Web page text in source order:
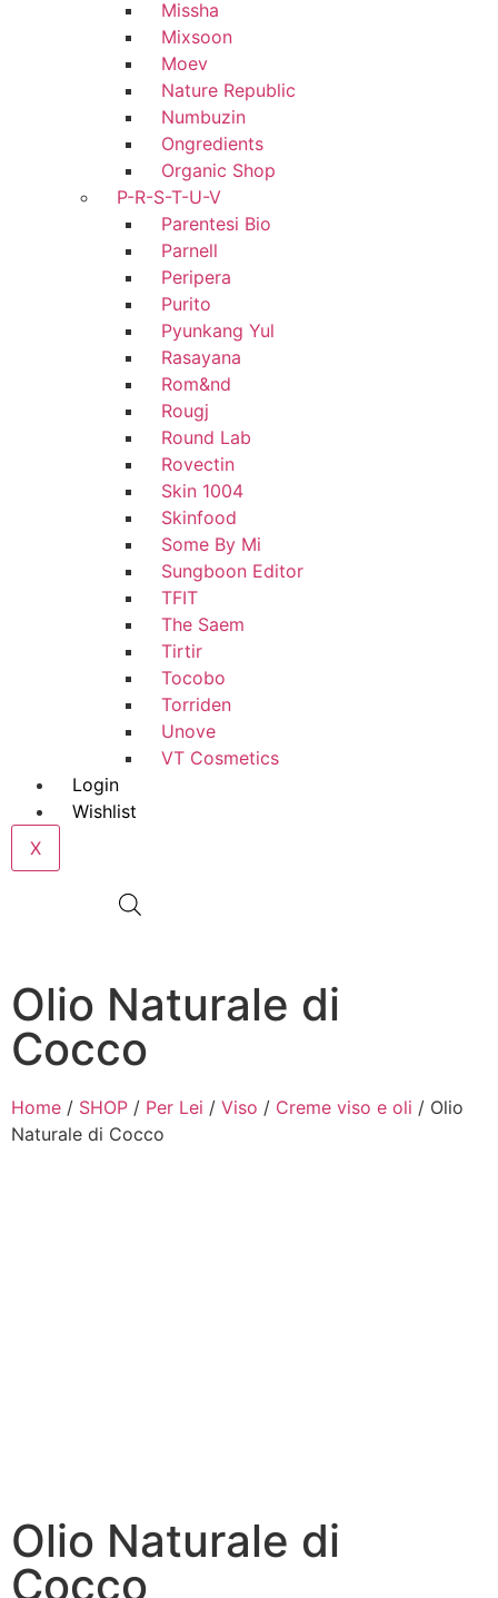
Missha
Mixsoon
Moev
Nature Republic
Numbuzin
Ongredients
Organic Shop
P-R-S-T-U-V
Parentesi Bio
Parnell
Peripera
Purito
Pyunkang Yul
Rasayana
Rom&nd
Rougj
Round Lab
Rovectin
Skin 1004
Skinfood
Some By Mi
Sungboon Editor
TFIT
The Saem
Tirtir
Tocobo
Torriden
Unove
VT Cosmetics
Login
Wishlist
X
Olio Naturale di
Cocco
Home / SHOP / Per Lei / Viso / Creme viso e oli / Olio
Naturale di Cocco
Olio Naturale di
Cocco